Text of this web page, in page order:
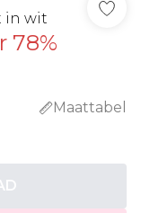
in wit
78%
Maattabel